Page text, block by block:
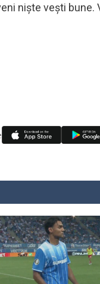
niște vești bune.